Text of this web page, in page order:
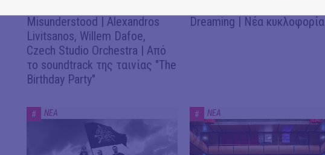
Misunderstood | Alexandros
Livitsanos, Willem Dafoe,
Czech Studio Orchestra | Από
το soundtrack της ταινίας "The
Birthday Party"
Dreaming | Νέα κυκλοφορία
# ΝΕΑ # ΝΕΑ